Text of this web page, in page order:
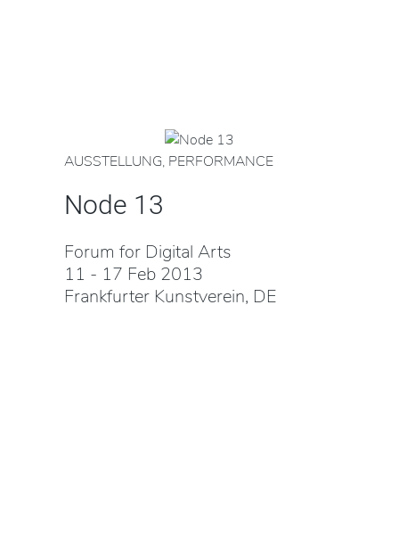
AUSSTELLUNG, PERFORMANCE
Node 13
Forum for Digital Arts
11 - 17 Feb 2013
Frankfurter Kunstverein, DE